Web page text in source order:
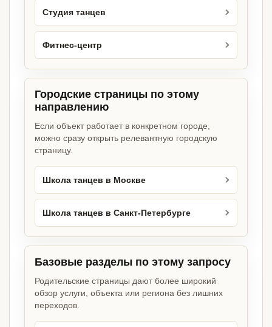
Студия танцев
Фитнес-центр
Городские страницы по этому
направлению
Если объект работает в конкретном городе,
можно сразу открыть релевантную городскую
страницу.
Школа танцев в Москве
Школа танцев в Санкт-Петербурге
Базовые разделы по этому запросу
Родительские страницы дают более широкий
обзор услуги, объекта или региона без лишних
переходов.